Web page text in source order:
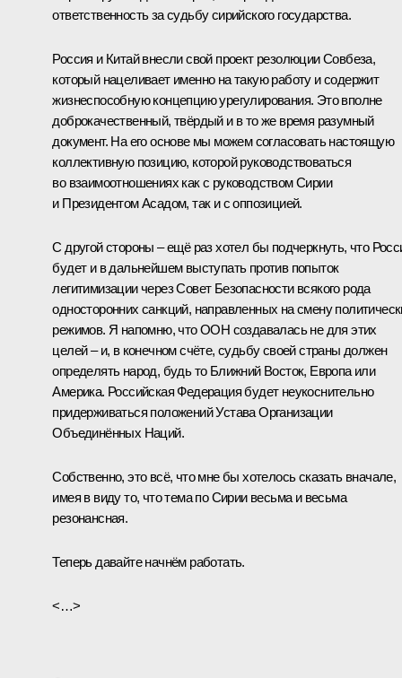
ответственность за судьбу сирийского государства.
Россия и Китай внесли свой проект резолюции Совбеза,
который нацеливает именно на такую работу и содержит
жизнеспособную концепцию урегулирования. Это вполне
доброкачественный, твёрдый и в то же время разумный
документ. На его основе мы можем согласовать настоящую
коллективную позицию, которой руководствоваться
во взаимоотношениях как с руководством Сирии
и Президентом Асадом, так и с оппозицией.
С другой стороны – ещё раз хотел бы подчеркнуть, что
будет и в дальнейшем выступать против попыток
легитимизации через Совет Безопасности всякого рода
односторонних санкций, направленных на смену
режимов. Я напомню, что ООН создавалась не для этих
целей – и, в конечном счёте, судьбу своей страны должен
определять народ, будь то Ближний Восток, Европа или
Америка. Российская Федерация будет неукоснительно
придерживаться положений Устава Организации
Объединённых Наций.
Собственно, это всё, что мне бы хотелось сказать вначале,
имея в виду то, что тема по Сирии весьма и весьма
резонансная.
Теперь давайте начнём работать.
<…>